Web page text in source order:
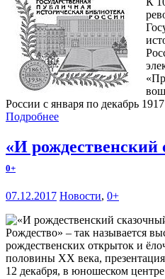
России с января по декабрь
Подробнее
«И
0+
07.12.2017 Новости, 0+
Рождество» – так называется
рождественских открыток и
половины ХХ века,
12 декабря, в юношеском